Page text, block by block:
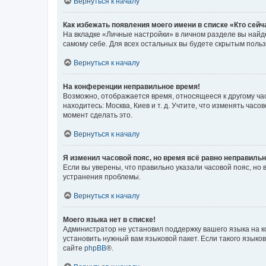
Как избежать появления моего имени в списке «Кто
На вкладке «Личные настройки» в личном разделе вы
самому себе. Для всех остальных вы будете скрытым
Вернуться к началу
На конференции неправильное время!
Возможно, отображается время, относящееся к другому
находитесь: Москва, Киев и т. д. Учтите, что изменять
момент сделать это.
Вернуться к началу
Я изменил часовой пояс, но время всё равно
Если вы уверены, что правильно указали часовой пояс,
устранения проблемы.
Вернуться к началу
Моего языка нет в списке!
Администратор не установил поддержку вашего языка
установить нужный вам языковой пакет. Если такого
сайте phpBB®.